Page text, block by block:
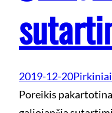
2019-12-20Pirkiniai
Poreikis